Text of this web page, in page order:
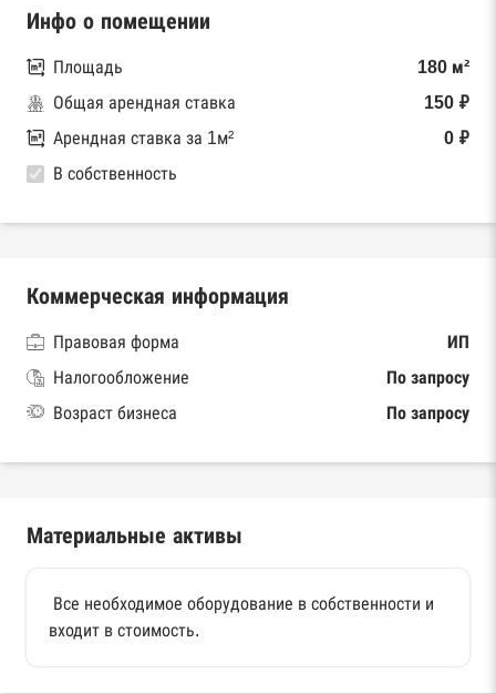
Инфо о помещении
Площадь
180 м²
Общая арендная ставка
150 ₽
Арендная ставка за 1м²
0 ₽
В собственность
Коммерческая информация
Правовая форма
ИП
Налогообложение
По запросу
Возраст бизнеса
По запросу
Материальные активы
Все необходимое оборудование в собственности и
входит в стоимость.